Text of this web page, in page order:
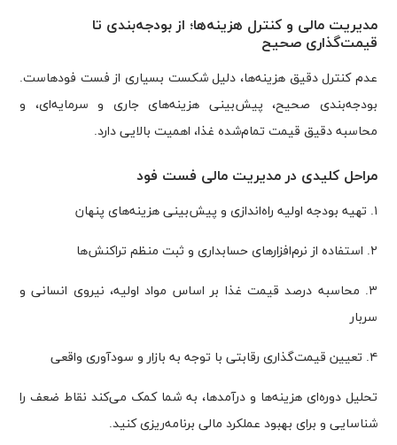
مدیریت مالی و کنترل هزینه‌ها؛ از بودجه‌بندی تا
قیمت‌گذاری صحیح
عدم کنترل دقیق هزینه‌ها، دلیل شکست بسیاری از فست فودهاست.
بودجه‌بندی صحیح، پیش‌بینی هزینه‌های جاری و سرمایه‌ای، و
محاسبه دقیق قیمت تمام‌شده غذا، اهمیت بالایی دارد.
مراحل کلیدی در مدیریت مالی فست فود
۱. تهیه بودجه اولیه راه‌اندازی و پیش‌بینی هزینه‌های پنهان
۲. استفاده از نرم‌افزارهای حسابداری و ثبت منظم تراکنش‌ها
۳. محاسبه درصد قیمت غذا بر اساس مواد اولیه، نیروی انسانی و
سربار
۴. تعیین قیمت‌گذاری رقابتی با توجه به بازار و سودآوری واقعی
تحلیل دوره‌ای هزینه‌ها و درآمدها، به شما کمک می‌کند نقاط ضعف را
شناسایی و برای بهبود عملکرد مالی برنامه‌ریزی کنید.